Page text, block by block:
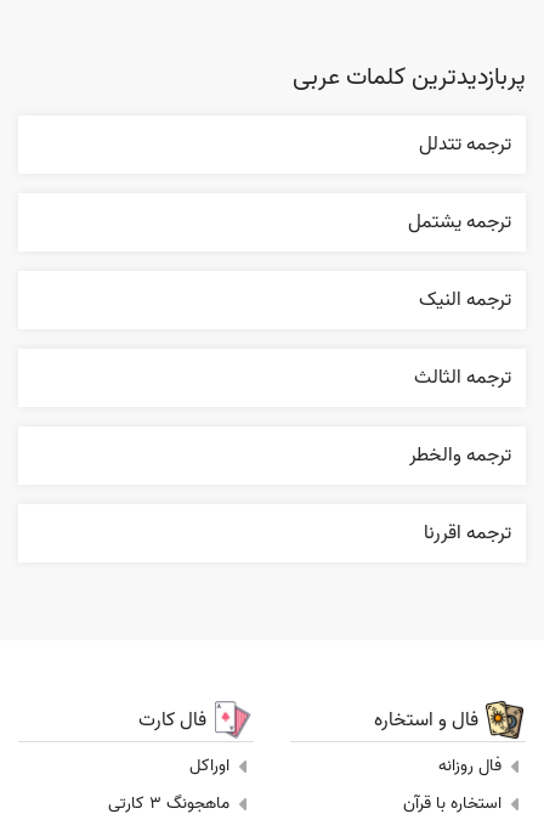
پربازدیدترین کلمات عربی
ترجمه تتدلل
ترجمه يشتمل
ترجمه النیک
ترجمه الثالث
ترجمه والخطر
ترجمه اقررنا
فال و استخاره
فال روزانه
استخاره با قرآن
فال کارت
اوراکل
ماهجونگ 3 کارتی